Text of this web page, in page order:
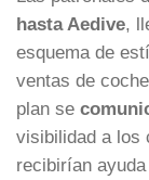
hasta Aedive,
esquema de
ventas de
plan se
visibilidad a los
recibirían